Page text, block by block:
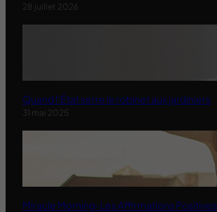
28 juillet 2026
Quand l’État serre le robinet aux jardiniers
31 mai 2025
Miracle Morning-Les Affirmations Positives